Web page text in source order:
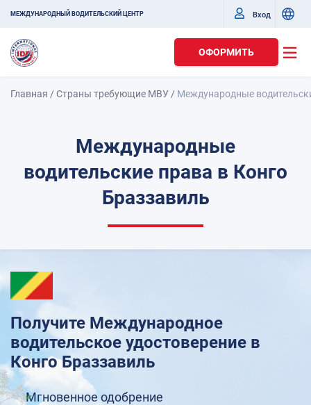
МЕЖДУНАРОДНЫЙ ВОДИТЕЛЬСКИЙ ЦЕНТР Вход
ОФОРМИТЬ
Главная /Страны требующие МВУ / Международные
Международные
водительские права в Конго
Браззавиль
Получите Международное
водительское удостоверение в
Конго Браззавиль
Мгновенное одобрение